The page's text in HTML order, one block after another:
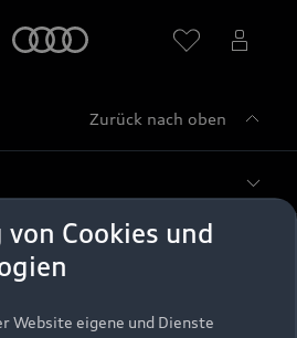
Zurück nach oben
Cookies und
Website eigene und Dienste